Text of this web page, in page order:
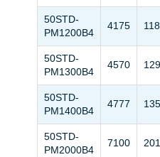
50STD-
PM1200B4
4175
50STD-
PM1300B4
4570
50STD-
PM1400B4
4777
50STD-
PM2000B4
7100